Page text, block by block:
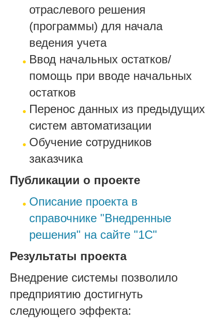
отраслевого решения
(программы) для начала
ведения учета
Ввод начальных остатков/
помощь при вводе начальных
остатков
Перенос данных из предыдущих
систем автоматизации
Обучение сотрудников
заказчика
Публикации о проекте
Описание проекта в
справочнике "Внедренные
решения" на сайте "1С"
Результаты проекта
Внедрение системы позволило
предприятию достигнуть
следующего эффекта: